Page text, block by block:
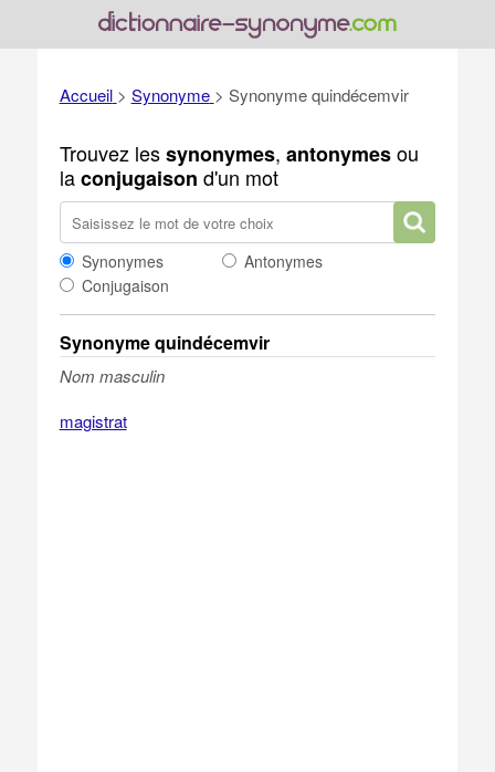
Accueil > Synonyme > Synonyme quindécemvir
Trouvez lessynonymes, antonymesou
laconjugaison d'un mot
Synonymes
Antonymes
Conjugaison
Synonyme quindécemvir
Nom masculin
magistrat